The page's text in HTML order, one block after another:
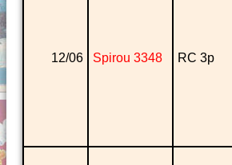
12/06 Spirou 3348 RC 3p